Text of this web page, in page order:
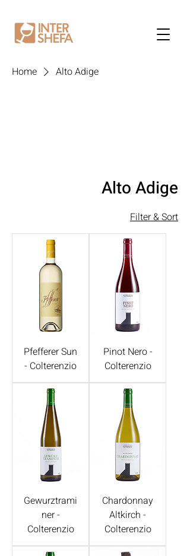
Home Alto Adige
Alto Adige
Filter & Sort
Pfefferer Sun
- Colterenzio
Pinot Nero -
Colterenzio
Gewurztrami
ner -
Colterenzio
Chardonnay
Altkirch -
Colterenzio